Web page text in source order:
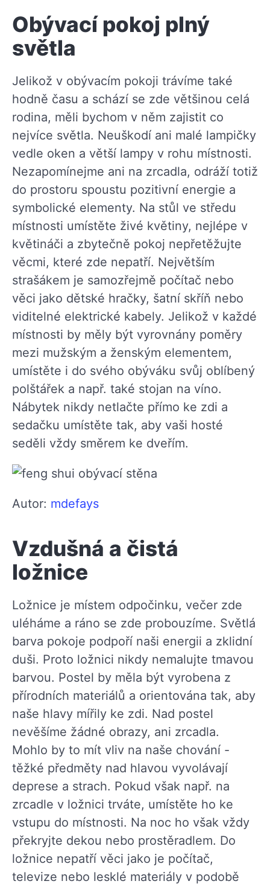
Obývací pokoj plný
světla
Jelikož v obývacím pokoji trávíme také
hodně času a schází se zde většinou celá
rodina, měli bychom v něm zajistit co
nejvíce světla. Neuškodí ani malé lampičky
vedle oken a větší lampy v rohu místnosti.
Nezapomínejme ani na zrcadla, odráží totiž
do prostoru spoustu pozitivní energie a
symbolické elementy. Na stůl ve středu
místnosti umístěte živé květiny, nejlépe v
květináči a zbytečně pokoj nepřetěžujte
věcmi, které zde nepatří. Největším
strašákem je samozřejmě počítač nebo
věci jako dětské hračky, šatní skříň nebo
viditelné elektrické kabely. Jelikož v každé
místnosti by měly být vyrovnány poměry
mezi mužským a ženským elementem,
umístěte i do svého obýváku svůj oblíbený
polštářek a např. také stojan na víno.
Nábytek nikdy netlačte přímo ke zdi a
sedačku umístěte tak, aby vaši hosté
seděli vždy směrem ke dveřím.
Autor: mdefays
Vzdušná a čistá
ložnice
Ložnice je místem odpočinku, večer zde
uléháme a ráno se zde probouzíme. Světlá
barva pokoje podpoří naši energii a zklidní
duši. Proto ložnici nikdy nemalujte tmavou
barvou. Postel by měla být vyrobena z
přírodních materiálů a orientována tak, aby
naše hlavy mířily ke zdi. Nad postel
nevěšíme žádné obrazy, ani zrcadla.
Mohlo by to mít vliv na naše chování -
těžké předměty nad hlavou vyvolávají
deprese a strach. Pokud však např. na
zrcadle v ložnici trváte, umístěte ho ke
vstupu do místnosti. Na noc ho však vždy
překryjte dekou nebo prostěradlem. Do
ložnice nepatří věci jako je počítač,
televize nebo lesklé materiály v podobě